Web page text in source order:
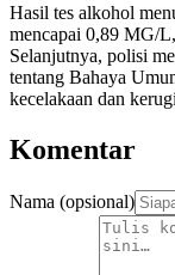
Hasil tes alkohol
mencapai 0,89 MG/
Selanjutnya, polisi
tentang Bahaya
kecelakaan dan
Komentar
Nama (opsional)